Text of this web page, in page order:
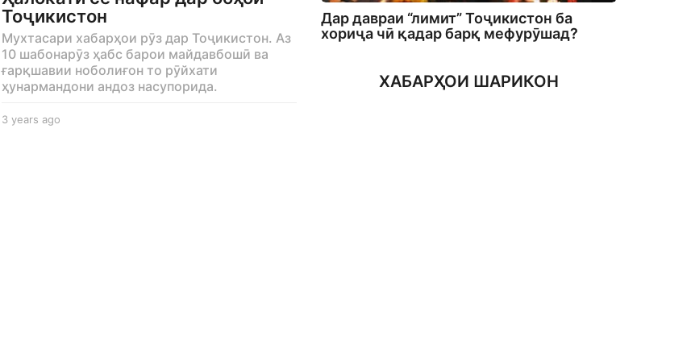
Тоҷикистон
Мухтасари хабарҳои рӯз дар Тоҷикистон. Аз
10 шабонарӯз ҳабс барои майдавбошӣ ва
ғарқшавии ноболиғон то рӯйхати
ҳунармандони андоз насупорида.
3 years ago
Дар давраи “лимит” Тоҷикистон ба
хориҷа чӣ қадар барқ мефурӯшад?
ХАБАРҲОИ ШАРИКОН